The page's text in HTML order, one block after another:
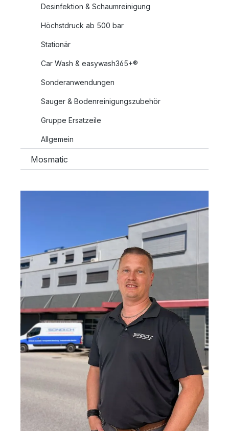
Desinfektion & Schaumreinigung
Höchstdruck ab 500 bar
Stationär
Car Wash & easywash365+®
Sonderanwendungen
Sauger & Bodenreinigungszubehör
Gruppe Ersatzeile
Allgemein
Mosmatic